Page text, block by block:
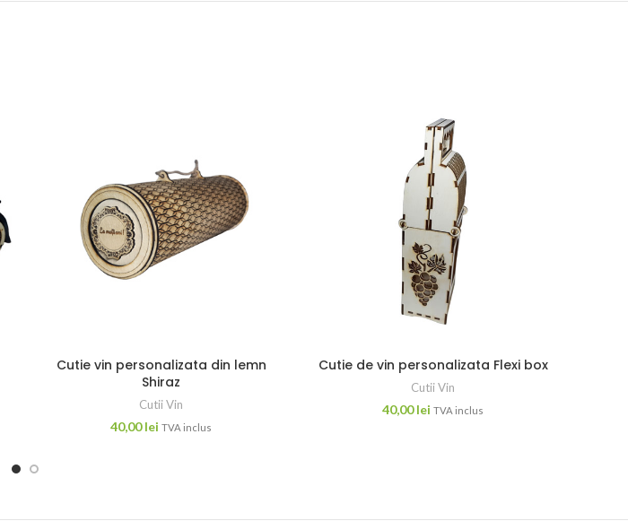
Cutie vin personalizata din lemn
Shiraz
Cutii Vin
40,00lei TVA inclus
Cutie de vin personalizata Flexi box
Cutii Vin
40,00lei TVA inclus